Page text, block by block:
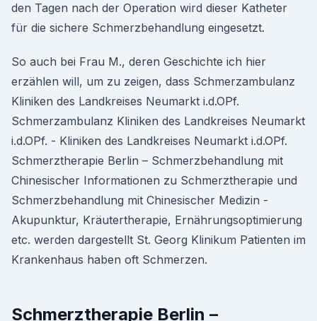
den Tagen nach der Operation wird dieser Katheter
für die sichere Schmerzbehandlung eingesetzt.
So auch bei Frau M., deren Geschichte ich hier
erzählen will, um zu zeigen, dass Schmerzambulanz
Kliniken des Landkreises Neumarkt i.d.OPf.
Schmerzambulanz Kliniken des Landkreises Neumarkt
i.d.OPf. - Kliniken des Landkreises Neumarkt i.d.OPf.
Schmerztherapie Berlin – Schmerzbehandlung mit
Chinesischer Informationen zu Schmerztherapie und
Schmerzbehandlung mit Chinesischer Medizin -
Akupunktur, Kräutertherapie, Ernährungsoptimierung
etc. werden dargestellt St. Georg Klinikum Patienten im
Krankenhaus haben oft Schmerzen.
Schmerztherapie Berlin –